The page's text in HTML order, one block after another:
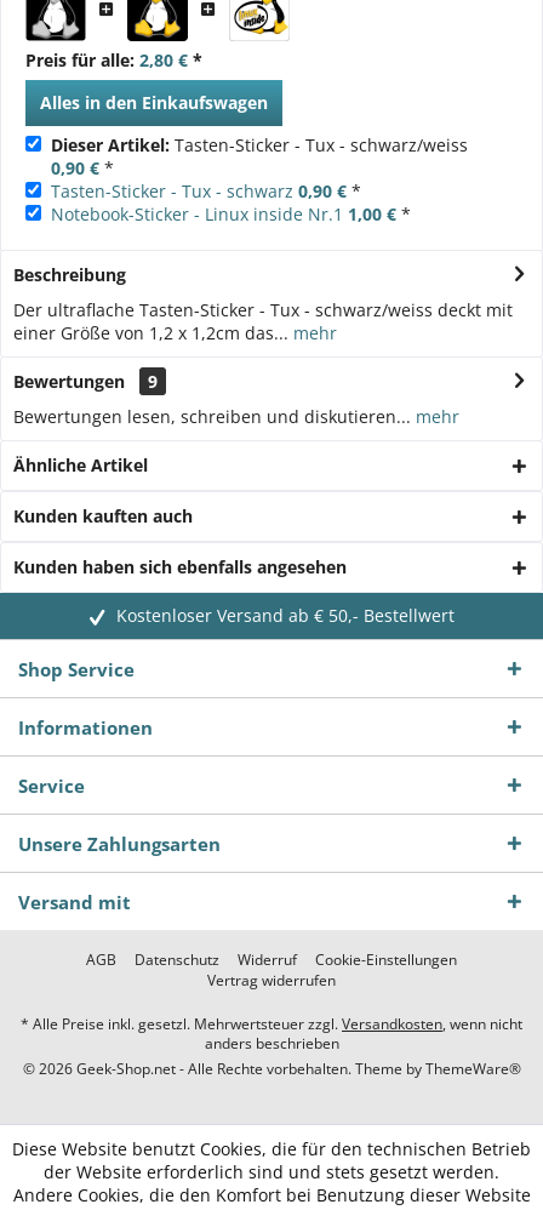
Preis für alle: 2,80 € *
Alles in den Einkaufswagen
Dieser Artikel: Tasten-Sticker - Tux - schwarz/weiss
0,90 € *
Tasten-Sticker - Tux - schwarz 0,90 € *
Notebook-Sticker - Linux inside Nr.1 1,00 € *
Beschreibung
Der ultraflache Tasten-Sticker - Tux - schwarz/weiss deckt mit
einer Größe von 1,2 x 1,2cm das... mehr
Bewertungen
9
Bewertungen lesen, schreiben und diskutieren... mehr
Ähnliche Artikel
Kunden kauften auch
Kunden haben sich ebenfalls angesehen
Kostenloser Versand ab € 50,- Bestellwert
Shop Service
Informationen
Service
Unsere Zahlungsarten
Versand mit
AGB Datenschutz Widerruf
Cookie-Einstellungen
Vertrag widerrufen
* Alle Preise inkl. gesetzl. Mehrwertsteuer zzgl.Versandkosten, wenn nicht
anders beschrieben
© 2026 Geek-Shop.net - Alle Rechte vorbehalten. Theme byThemeWare®
Diese Website benutzt Cookies, die für den technischen Betrieb
der Website erforderlich sind und stets gesetzt werden.
Andere Cookies, die den Komfort bei Benutzung dieser Website